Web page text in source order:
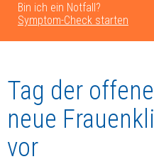
Bin ich ein Notfall?
Symptom-Check starten
Tag der
neue
vor